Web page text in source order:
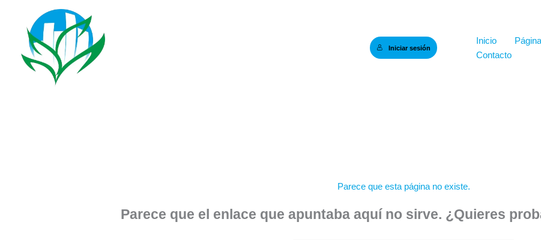
contenido
Iniciar sesión
Inicio
Contacto
Parece que esta página no existe.
Parece que el enlace que apuntaba aquí no sirve. ¿Quieres